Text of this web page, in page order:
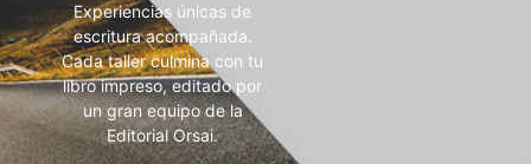
Experiencias únicas de
escritura acompañada.
Cada taller culmina con tu
libro impreso, editado por
un gran equipo de la
Editorial Orsai.